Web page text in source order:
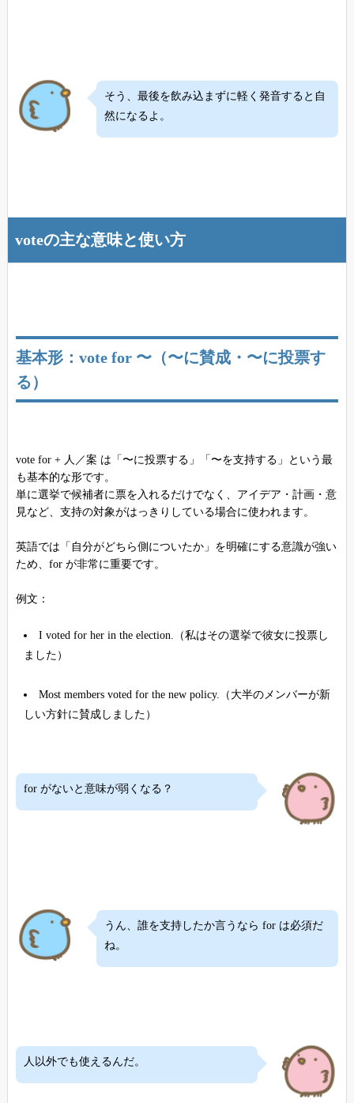
そう、最後を飲み込まずに軽く発音すると自
然になるよ。
voteの主な意味と使い方
基本形：vote for 〜（〜に賛成・〜に投票す
る）
vote for + 人／案 は「〜に投票する」「〜を支持する」という最
も基本的な形です。
単に選挙で候補者に票を入れるだけでなく、アイデア・計画・意
見など、支持の対象がはっきりしている場合に使われます。
英語では「自分がどちら側についたか」を明確にする意識が強い
ため、for が非常に重要です。
例文：
I voted for her in the election.（私はその選挙で彼女に投票し
ました）
Most members voted for the new policy.（大半のメンバーが新
しい方針に賛成しました）
for がないと意味が弱くなる？
うん、誰を支持したか言うなら for は必須だ
ね。
人以外でも使えるんだ。